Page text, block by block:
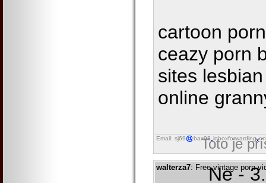
cartoon
ceazy porn
sites
online
Email: sj69 bax98 inboxforwarding
Toto je
walterza7: Free vintage porn
Ne -